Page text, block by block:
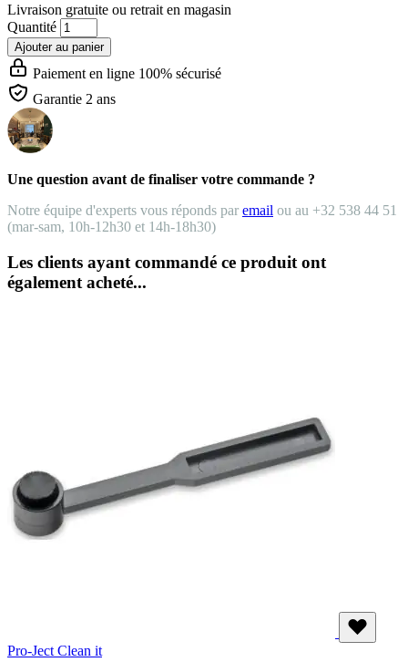
Livraison gratuite ou retrait en magasin
Quantité
Ajouter au panier
Paiement en ligne 100% sécurisé
Garantie 2 ans
Une question avant de finaliser votre commande ?
Notre équipe d'experts vous réponds par email ou au +32 538 44 51
(mar-sam, 10h-12h30 et 14h-18h30)
Les clients ayant commandé ce produit ont
également acheté...
Pro-Ject Clean it